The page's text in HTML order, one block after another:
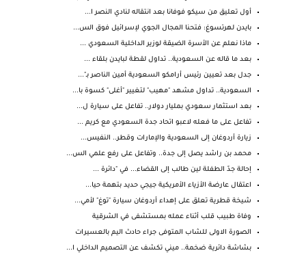
أول تعليق من سيكو فوفانا بعد انتقاله لنادي النصر ا...
بايدن لهرتسوغ: فتحنا المجال الجوي لإسرائيل فوق الس...
ماذا نعلم عن الأسرة الضيقة لوزير الداخلية السعودي ...
بعد ما قاله عن السعودية.. تداول لقطة لبايدن بلقاء ...
جدل بعد تعيين رئيس أرامكو السعودية أمين الناصر بـ"...
السعودية.. تداول مشهد "مهيب" لتغيير "أغلى" كسوة با...
بعد استثمار سعودي بمليار دولار.. تفاعل على سيارة ل...
تفاعل على ما فعله لاعبو اتحاد جدة السعودي مع كريم ...
زيارة أردوغان إلى السعودية والإمارات وقطر.. النفيس...
محمد بن راشد يصل إلى جدة.. وتفاعل على رفع علمي الس...
إحالة جدّ الطفلة لين طالب إلى القضاء... في "دائرة ...
اعتقال عارضة الأزياء الأمريكية جيجي حديد بتهمة حيا...
شيخة قطرية تعلق على إهداء أردوغان سيارة "توغ" لأمي...
وفاة طبيب قلب أثناء عمله بمستشفى في الشرقية
الصورة الاولى للشاب المتوفى جراء حادث اليم بالعسيرات
بشاشة دائرية ضخمة.. ميني تكشف عن التصميم الداخلي ا...